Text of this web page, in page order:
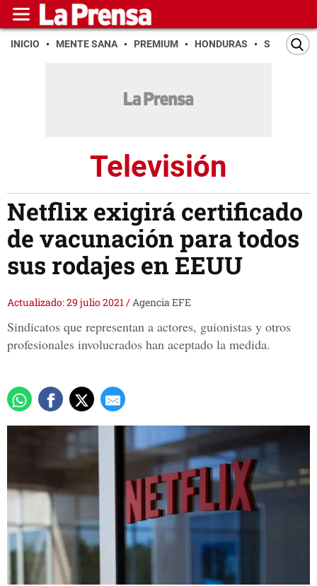
INICIO MENTE SANA PREMIUM HONDURAS SAN PEDRO
Televisión
Netflix exigirá certificado
de vacunación para todos
sus rodajes en EEUU
Actualizado: 29 julio 2021/Agencia EFE
Sindicatos que representan a actores, guionistas y otros
profesionales involucrados han aceptado la medida.